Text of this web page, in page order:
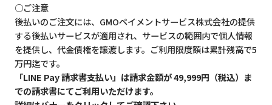
○ご注意
後払いのご注文には、GMOペイメントサービス株式会社の提供
する後払いサービスが適用され、サービスの範囲内で個人情報
を提供し、代金債権を譲渡します。ご利用限度額は累計残高で5
万円迄です。
「LINE Pay 請求書支払い」は請求金額が 49,999円（税込）ま
での請求書にてご利用いただけます。